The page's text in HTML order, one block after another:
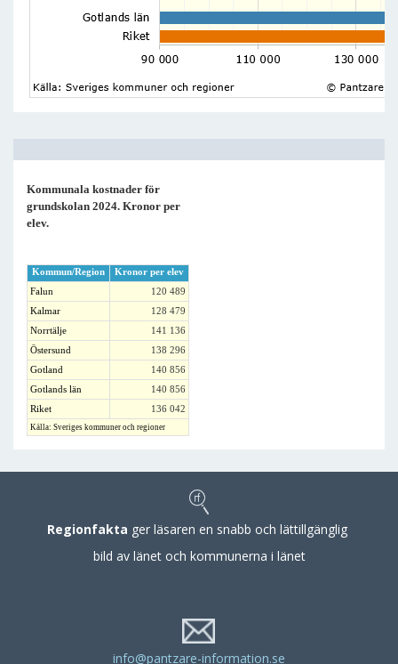
Kommunala kostnader för
grundskolan 2024. Kronor per
elev.
Kommun/Region
Kronor per elev
Falun
120 489
Kalmar
128 479
Norrtälje
141 136
Östersund
138 296
Gotland
140 856
Gotlands län
140 856
Riket
136 042
Källa: Sveriges kommuner och regioner
Regionfakta ger läsaren en snabb och lättillgänglig
bild av länet och kommunerna i länet
info@pantzare-information.se